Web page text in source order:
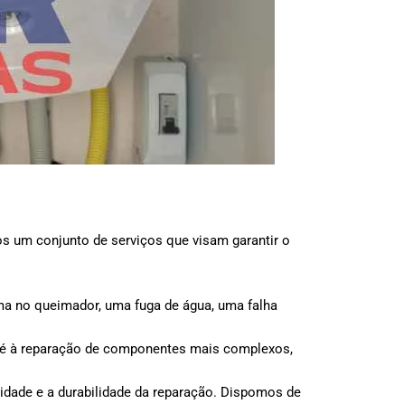
um conjunto de serviços que visam garantir o
no queimador, uma fuga de água, uma falha
reparação de componentes mais complexos,
e a durabilidade da reparação. Dispomos de